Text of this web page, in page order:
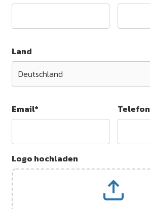
Land
Email* Telefon
Logo hochladen